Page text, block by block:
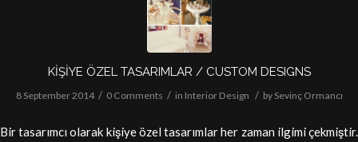
KİŞİYE ÖZEL TASARIMLAR / CUSTOM DESIGNS
8 September 2014 / 0 Comments / in Interior Design / by Sevinç Ormancı
Bir tasarımcı olarak kişiye özel tasarımlar her zaman ilgimi çekmiştir.